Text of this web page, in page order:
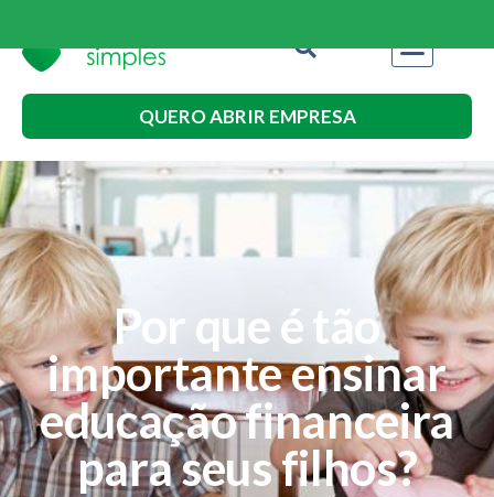
QUERO ABRIR EMPRESA
Por que é tão
importante ensinar
educação financeira
para seus filhos?